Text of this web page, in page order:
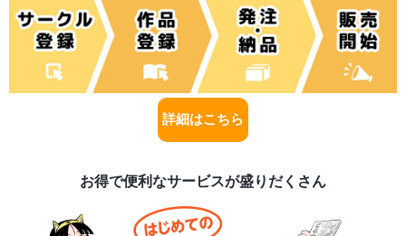
詳細はこちら
お得で便利なサービスが盛りだくさん